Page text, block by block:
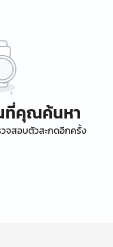
ที่คุณค้นหา
จสอบตัวสะกดอีกครั้ง